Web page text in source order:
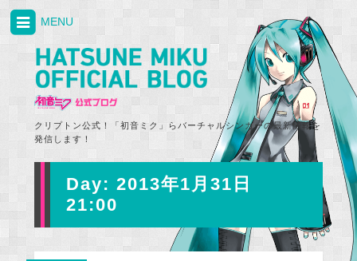
クリプトン公式！「初音ミク」らバーチャルシンガーの最新情報を
発信します！
MENU
Day: 2013年1月31日
21:00